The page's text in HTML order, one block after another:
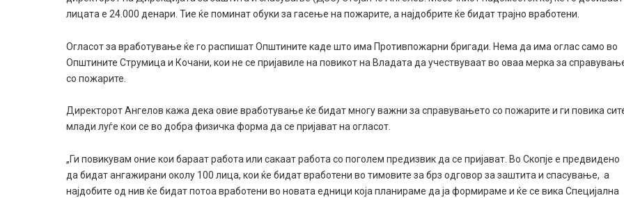
лицата е 24.000 денари. Тие ќе поминат обуки за гасење на пожарите, а најдобрите ќе бидат трајно вработени.
Огласот за вработување ќе го распишат Општините каде што има Противпожарни бригади. Нема да има оглас само во
Општините Струмица и Кочани, кои не се пријавиле на повикот на Владата да учествуваат во оваа мерка за
со пожарите.
Директорот Ангелов кажа дека овие вработување ќе бидат многу важни за справувањето со пожарите и ги повика
млади луѓе кои се во добра физичка форма да се пријават на огласот.
„Ги повикувам оние кои бараат работа или сакаат работа со поголем предизвик да се пријават. Во Скопје е предвидено
да бидат ангажирани околу 100 лица, кои ќе бидат вработени во тимовите за брз одговор за заштита и спасување, а
најдобите од нив ќе бидат потоа вработени во новата едници која планираме да ја формираме и ќе се вика Специјална